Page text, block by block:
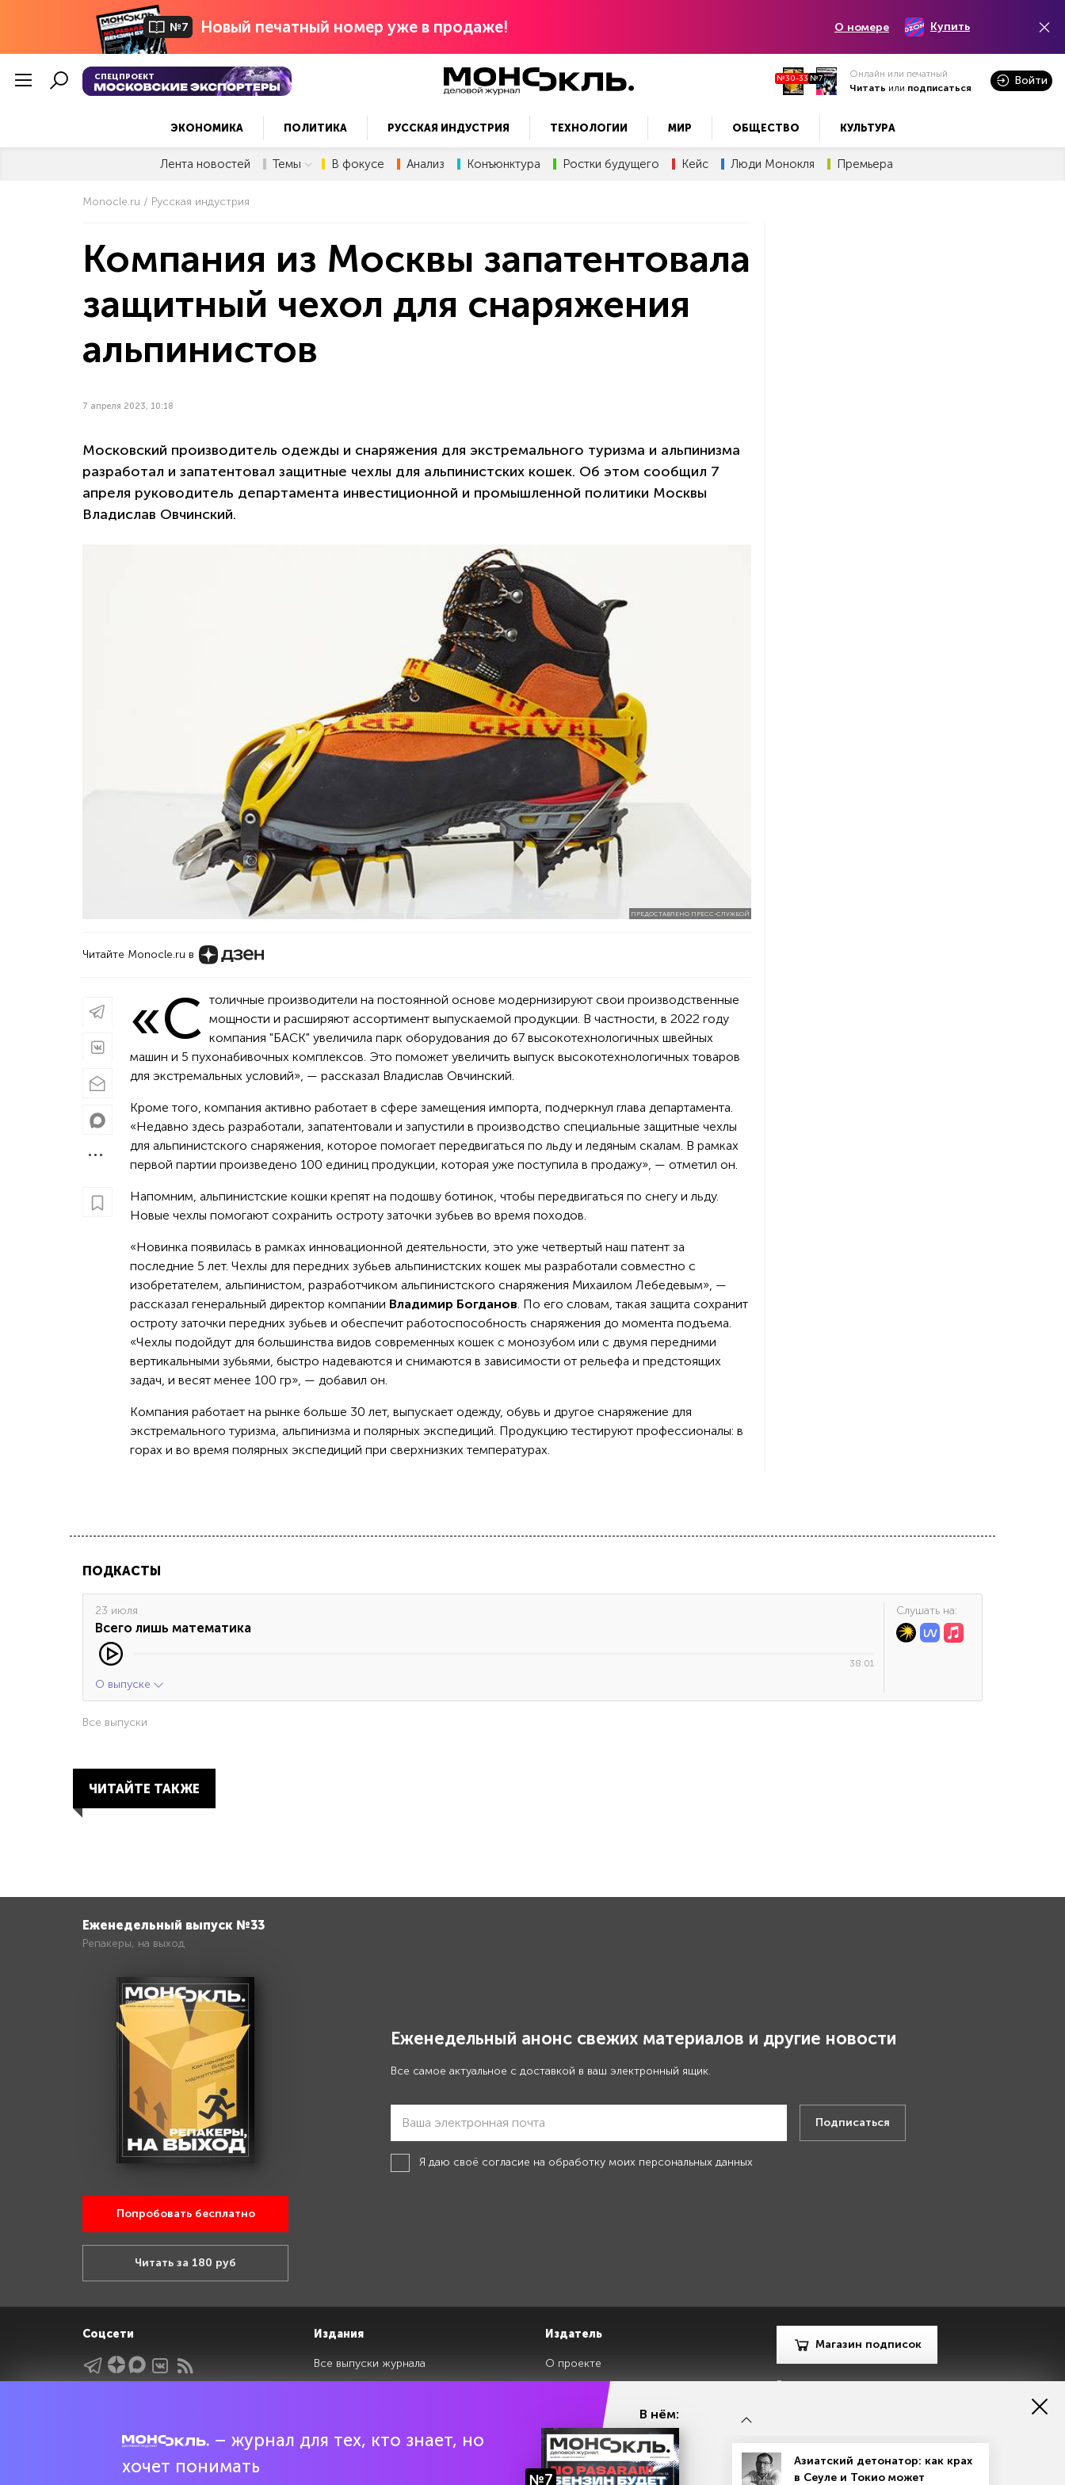
№7 Новый печатный номер уже в продаже! О номере Купить
СПЕЦПРОЕКТ №30-33 №7
Онлайн или печатный
Читать или подписаться
Войти
ЭКОНОМИКА ПОЛИТИКА РУССКАЯ ИНДУСТРИЯ ТЕХНОЛОГИИ МИР ОБЩЕСТВО КУЛЬТУРА
Лента новостей Темы В фокусе Анализ Конъюнктура Ростки будущего Кейс Люди Монокля Премьера
Monocle.ru Русская индустрия
Компания из Москвы запатентовала
защитный чехол для снаряжения
альпинистов
7 апреля 2023, 10:18
Московский производитель одежды и снаряжения для экстремального туризма и альпинизма
разработал и запатентовал защитные чехлы для альпинистских кошек. Об этом сообщил 7
апреля руководитель департамента инвестиционной и промышленной политики Москвы
Владислав Овчинский.
ПРЕДОСТАВЛЕНО ПРЕСС-СЛУЖБОЙ
Читайте Monocle.ru в
«С толичные производители на постоянной основе модернизируют свои производственные
мощности и расширяют ассортимент выпускаемой продукции. В частности, в 2022 году
компания "БАСК" увеличила парк оборудования до 67 высокотехнологичных швейных
машин и 5 пухонабивочных комплексов. Это поможет увеличить выпуск высокотехнологичных товаров
для экстремальных условий», — рассказал Владислав Овчинский.
Кроме того, компания активно работает в сфере замещения импорта, подчеркнул глава департамента.
«Недавно здесь разработали, запатентовали и запустили в производство специальные защитные чехлы
для альпинистского снаряжения, которое помогает передвигаться по льду и ледяным скалам. В рамках
первой партии произведено 100 единиц продукции, которая уже поступила в продажу», — отметил он.
Напомним, альпинистские кошки крепят на подошву ботинок, чтобы передвигаться по снегу и льду.
Новые чехлы помогают сохранить остроту заточки зубьев во время походов.
«Новинка появилась в рамках инновационной деятельности, это уже четвертый наш патент за
последние 5 лет. Чехлы для передних зубьев альпинистских кошек мы разработали совместно с
изобретателем, альпинистом, разработчиком альпинистского снаряжения Михаилом Лебедевым», —
рассказал генеральный директор компании Владимир Богданов . По его словам, такая защита сохранит
остроту заточки передних зубьев и обеспечит работоспособность снаряжения до момента подъема.
«Чехлы подойдут для большинства видов современных кошек с монозубом или с двумя передними
вертикальными зубьями, быстро надеваются и снимаются в зависимости от рельефа и предстоящих
задач, и весят менее 100 гр», — добавил он.
Компания работает на рынке больше 30 лет, выпускает одежду, обувь и другое снаряжение для
экстремального туризма, альпинизма и полярных экспедиций. Продукцию тестируют профессионалы: в
горах и во время полярных экспедиций при сверхнизких температурах.
ПОДКАСТЫ
23 июля
Всего лишь математика
38:01
О выпуске
Cлушать на:
Все выпуски
ЧИТАЙТЕ ТАКЖЕ
Еженедельный выпуск №33
Репакеры, на выход
Попробовать бесплатно
Читать за 180 руб
Еженедельный анонс свежих материалов и другие новости
Все самое актуальное с доставкой в ваш электронный ящик.
Подписаться
Я даю своё согласие на обработку моих персональных данных
Соцсети
Интервью
Издания
Все выпуски журнала
Издатель
О проекте
Контакты
Магазин подписок
Рекламодателям
– журнал для тех, кто знает, но
хочет понимать
В нём:
№7
Азиатский детонатор: как крах
в Сеуле и Токио может